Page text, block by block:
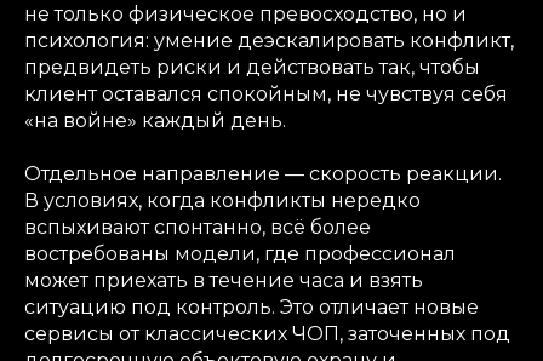
не только физическое превосходство, но и
психология: умение деэскалировать конфликт,
предвидеть риски и действовать так, чтобы
клиент оставался спокойным, не чувствуя себя
«на войне» каждый день.
Отдельное направление — скорость реакции.
В условиях, когда конфликты нередко
вспыхивают спонтанно, всё более
востребованы модели, где профессионал
может приехать в течение часа и взять
ситуацию под контроль. Это отличает новые
сервисы от классических ЧОП, заточенных под